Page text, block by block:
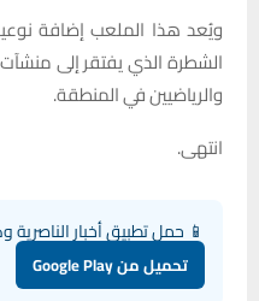
ويُعد هذا الملعب إضافة
الشطرة الذي يفتقر إلى
والرياضيين في المنطقة.
انتهى.
📱 حمل تطبيق أخبار
تحميل من Google Play